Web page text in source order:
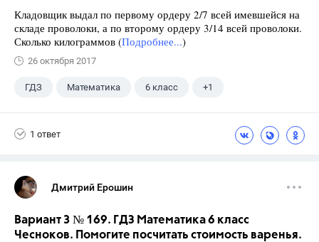
Кладовщик выдал по первому ордеру 2/7 всей имевшейся на
складе проволоки, а по второму ордеру 3/14 всей проволоки.
Сколько килограммов (Подробнее...)
26 октября 2017
ГДЗ Математика 6 класс +1
1 ответ
Дмитрий Ерошин
Вариант 3 № 169. ГДЗ Математика 6 класс
Чесноков. Помогите посчитать стоимость варенья.